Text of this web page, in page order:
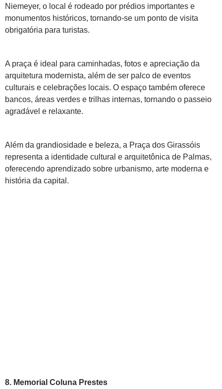
Niemeyer, o local é rodeado por prédios importantes e
monumentos históricos, tornando-se um ponto de visita
obrigatória para turistas.
A praça é ideal para caminhadas, fotos e apreciação da
arquitetura modernista, além de ser palco de eventos
culturais e celebrações locais. O espaço também oferece
bancos, áreas verdes e trilhas internas, tornando o passeio
agradável e relaxante.
Além da grandiosidade e beleza, a Praça dos Girassóis
representa a identidade cultural e arquitetônica de Palmas,
oferecendo aprendizado sobre urbanismo, arte moderna e
história da capital.
8. Memorial Coluna Prestes